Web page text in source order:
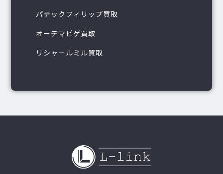
パテックフィリップ買取
オーデマピゲ買取
リシャールミル買取